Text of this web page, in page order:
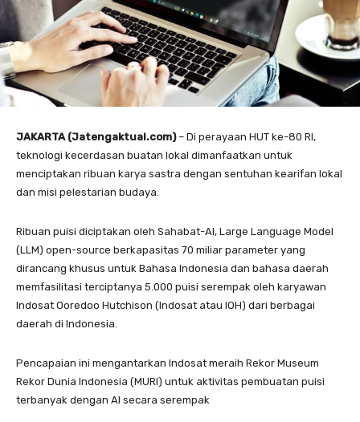
JAKARTA (Jatengaktual.com) – Di perayaan HUT ke-80 RI,
teknologi kecerdasan buatan lokal dimanfaatkan untuk
menciptakan ribuan karya sastra dengan sentuhan kearifan lokal
dan misi pelestarian budaya.
Ribuan puisi diciptakan oleh Sahabat-AI, Large Language Model
(LLM) open-source berkapasitas 70 miliar parameter yang
dirancang khusus untuk Bahasa Indonesia dan bahasa daerah
memfasilitasi terciptanya 5.000 puisi serempak oleh karyawan
Indosat Ooredoo Hutchison (Indosat atau IOH) dari berbagai
daerah di Indonesia.
Pencapaian ini mengantarkan Indosat meraih Rekor Museum
Rekor Dunia Indonesia (MURI) untuk aktivitas pembuatan puisi
terbanyak dengan AI secara serempak